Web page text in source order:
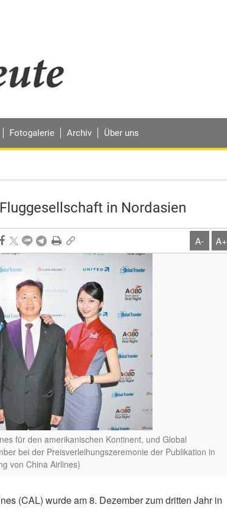
Fotogalerie Archiv Über uns
in Nordasien
A- A+
für den amerikanischen Kontinent, und Global
bei der Preisverleihungszeremonie der Publikation in
von China Airlines)
(CAL) wurde am 8. Dezember zum dritten Jahr in